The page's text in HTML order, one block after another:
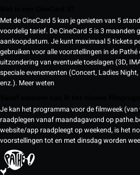
Met de CineCard 5 kan je genieten van 5
voordelig tarief. De CineCard 5 is 3 maanden
aankoopdatum. Je kunt maximaal 5 tickets
gebruiken voor alle voorstellingen in de Pathé
uitzondering van eventuele toeslagen (3D,
speciale evenementen (Concert, Ladies
enz.). Meer weten
Je kan het programma voor de filmweek
raadplegen vanaf maandagavond op
website/app raadpleegt op weekend, is het
voorstellingen tot en met dinsdag worden